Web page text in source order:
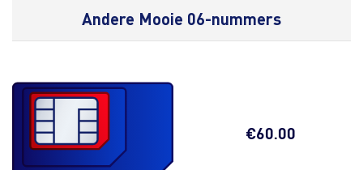
Andere Mooie 06-nummers
€60.00